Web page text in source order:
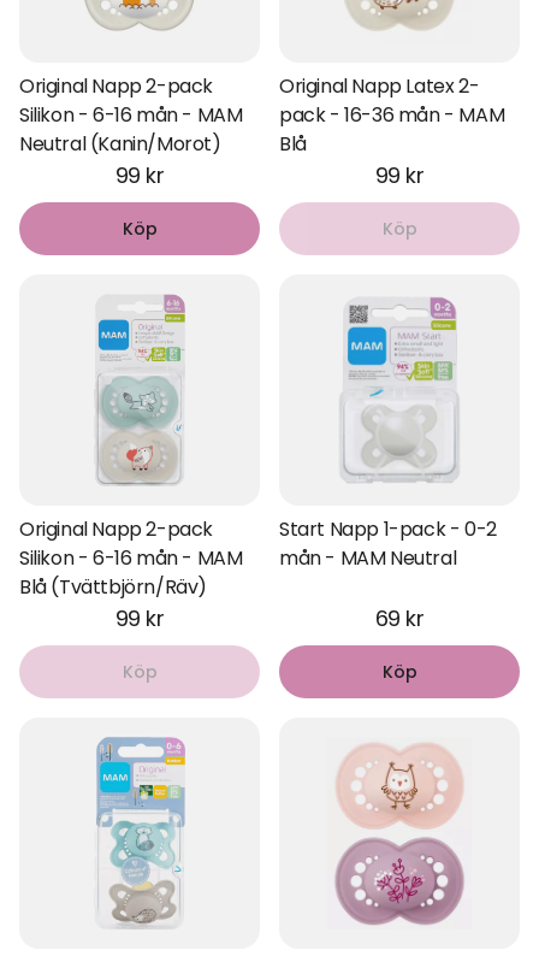
Original Napp 2-pack
Silikon - 6-16 mån - MAM
Neutral (Kanin/Morot)
99 kr
Köp
Original Napp Latex 2-
pack - 16-36 mån - MAM
Blå
99 kr
Köp
Original Napp 2-pack
Silikon - 6-16 mån - MAM
Blå (Tvättbjörn/Räv)
99 kr
Köp
Start Napp 1-pack - 0-2
mån - MAM Neutral
69 kr
Köp